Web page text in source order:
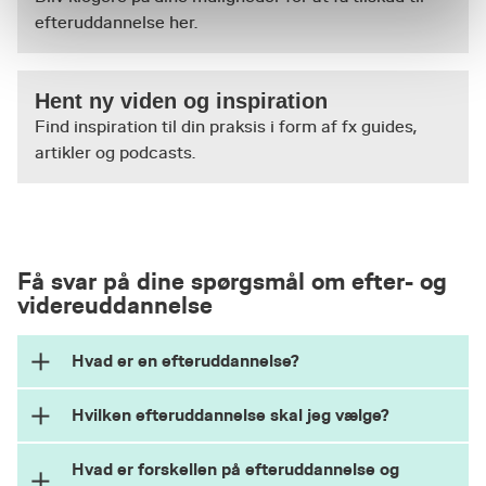
efteruddannelse her.
Hent ny viden og inspiration
Find inspiration til din praksis i form af fx guides,
artikler og podcasts.
Få svar på dine spørgsmål om efter- og
videreuddannelse
Hvad er en efteruddannelse?
Efteruddannelse er et kortere
uddannelsesforløb for voksne, hvor du kan
opkvalificere dine kompetencer, så du står
Hvilken efteruddannelse skal jeg vælge?
Undersøg fx om udbyderen er en anerkendt
Hvad er forskellen på efteruddannelse og